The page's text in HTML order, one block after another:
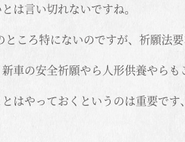
は言い切れないですね。
ころ特にないのですが、祈願法
車の安全祈願やら人形供養やらも
はやっておくというのは重要で